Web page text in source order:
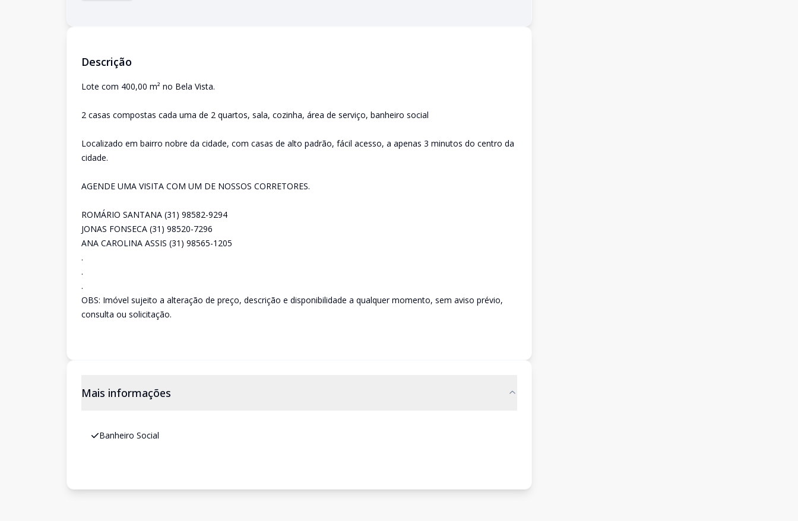
Descrição
Lote com 400,00 m² no Bela Vista.
2 casas compostas cada uma de 2 quartos, sala, cozinha, área de serviço, banheiro social
Localizado em bairro nobre da cidade, com casas de alto padrão, fácil acesso, a apenas 3 minutos do centro da
cidade.
AGENDE UMA VISITA COM UM DE NOSSOS CORRETORES.
ROMÁRIO SANTANA (31) 98582-9294
JONAS FONSECA (31) 98520-7296
ANA CAROLINA ASSIS (31) 98565-1205
.
.
.
OBS: Imóvel sujeito a alteração de preço, descrição e disponibilidade a qualquer momento, sem aviso prévio,
consulta ou solicitação.
Mais informações
Banheiro Social